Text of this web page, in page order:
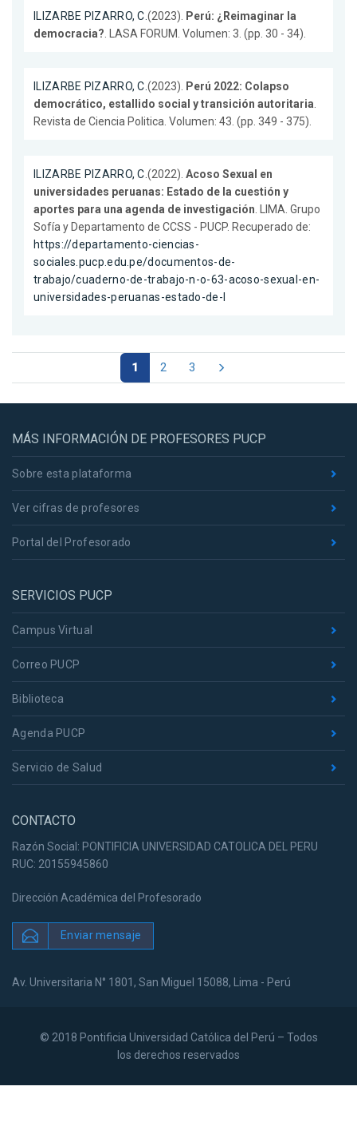
ILIZARBE PIZARRO, C.(2023). Perú: ¿Reimaginar la
democracia?. LASA FORUM. Volumen: 3. (pp. 30 - 34).
ILIZARBE PIZARRO, C.(2023). Perú 2022: Colapso
democrático, estallido social y transición autoritaria.
Revista de Ciencia Politica. Volumen: 43. (pp. 349 - 375).
ILIZARBE PIZARRO, C.(2022). Acoso Sexual en
universidades peruanas: Estado de la cuestión y
aportes para una agenda de investigación. LIMA. Grupo
Sofía y Departamento de CCSS - PUCP. Recuperado de:
https://departamento-ciencias-
sociales.pucp.edu.pe/documentos-de-
trabajo/cuaderno-de-trabajo-n-o-63-acoso-sexual-en-
universidades-peruanas-estado-de-l
1 2 3
MÁS INFORMACIÓN DE PROFESORES PUCP
Sobre esta plataforma
Ver cifras de profesores
Portal del Profesorado
SERVICIOS PUCP
Campus Virtual
Correo PUCP
Biblioteca
Agenda PUCP
Servicio de Salud
CONTACTO
Razón Social: PONTIFICIA UNIVERSIDAD CATOLICA DEL PERU
RUC: 20155945860
Dirección Académica del Profesorado
Enviar mensaje
Av. Universitaria N° 1801, San Miguel 15088, Lima - Perú
© 2018 Pontificia Universidad Católica del Perú – Todos
los derechos reservados